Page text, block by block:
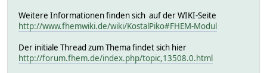
Weitere Informationen finden sich auf der WIKI-Seite
http://www.fhemwiki.de/wiki/KostalPiko#FHEM-Modul
Der initiale Thread zum Thema findet sich hier
http://forum.fhem.de/index.php/topic,13508.0.html